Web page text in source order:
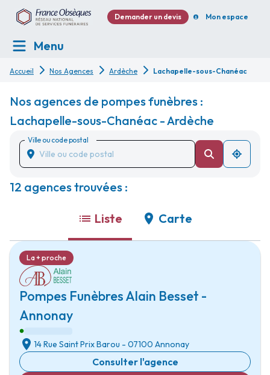
Demander un devis Mon espace
Menu
Accueil Nos Agences Ardèche Lachapelle-sous-Chanéac
Nos agences de pompes funèbres :
Lachapelle-sous-Chanéac - Ardèche
Ville ou code postal
12 agences trouvées :
Liste Carte
Pompes Funèbres Alain Besset -
Annonay
La + proche
14 Rue Saint Prix Barou - 07100 Annonay
Consulter l'agence